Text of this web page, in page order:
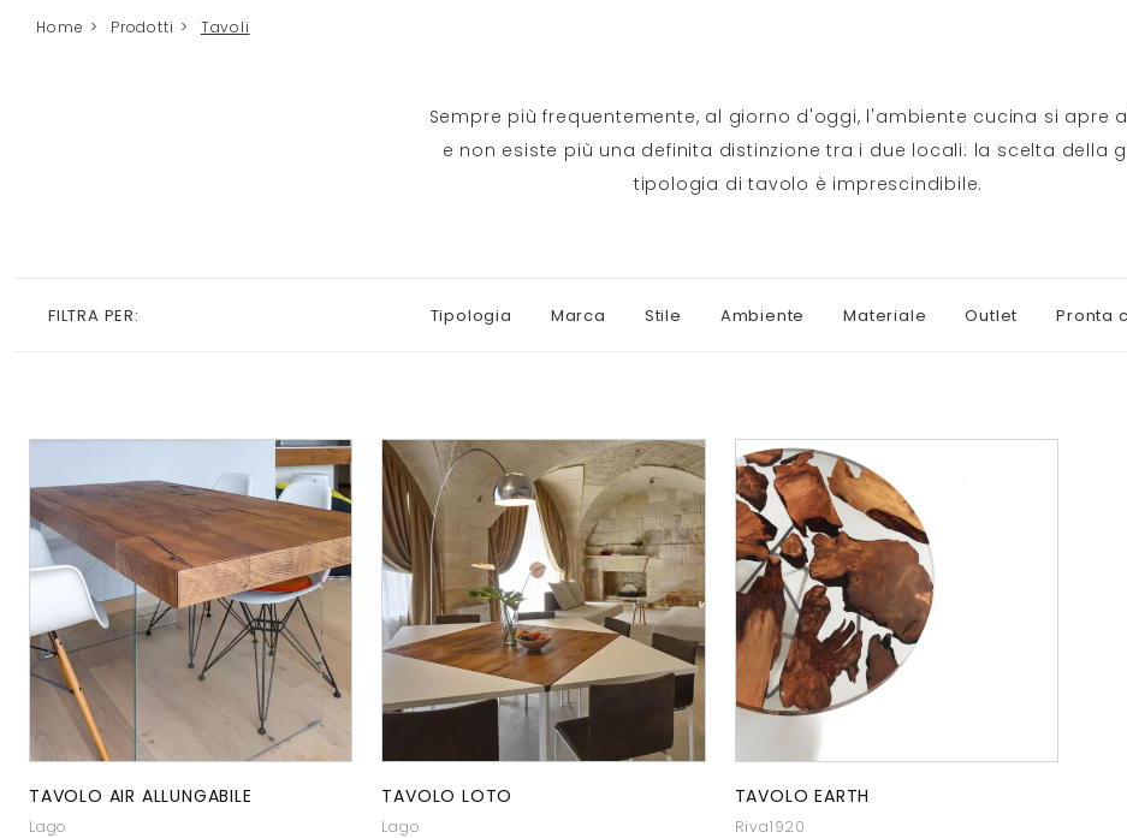
Home > Prodotti > Tavoli
Sempre più frequentemente, al giorno d'oggi, l'ambiente cucina si apre
e non esiste più una definita distinzione tra i due locali: la scelta della
tipologia di tavolo è imprescindibile.
FILTRA PER: Tipologia Marca Stile Ambiente Materiale Outlet Pronta
TAVOLO AIR ALLUNGABILE
Lago
TAVOLO LOTO
Lago
TAVOLO EARTH
Riva1920